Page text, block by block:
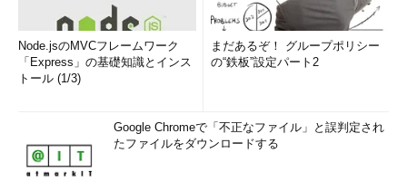
Node.jsのMVCフレームワーク
「Express」の基礎知識とインス
トール (1/3)
まだあるぞ！ グループポリシー
の“鉄板”設定パート2
Google Chromeで「不正なファイル」と誤判定され
たファイルをダウンロードする